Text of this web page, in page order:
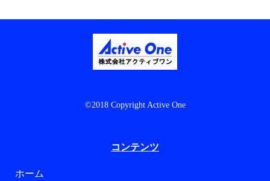
©2018 Copyright Active One
コンテンツ
ホーム